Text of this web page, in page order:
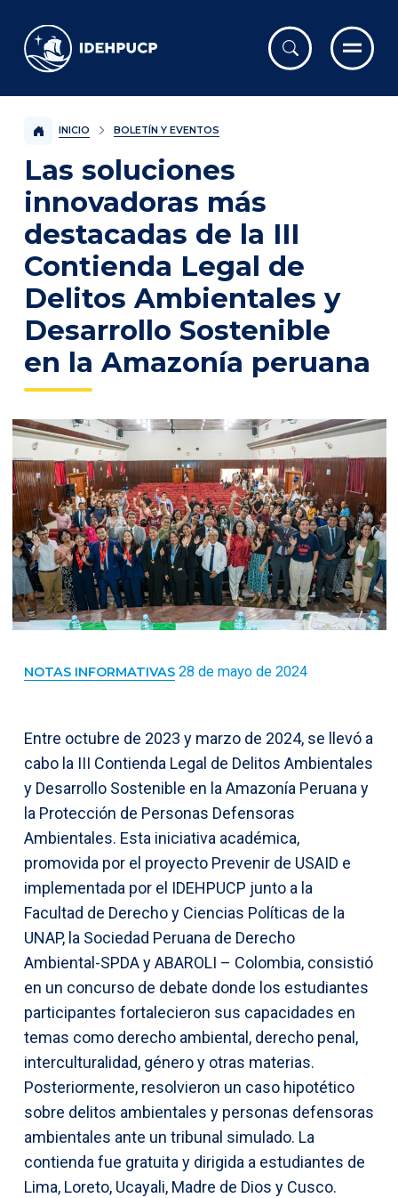
IDEHPUCP
INICIO BOLETÍN Y EVENTOS
Las soluciones
innovadoras más
destacadas de la III
Contienda Legal de
Delitos Ambientales y
Desarrollo Sostenible
en la Amazonía peruana
NOTAS INFORMATIVAS 28 de mayo de 2024
Entre octubre de 2023 y marzo de 2024, se llevó a
cabo la III Contienda Legal de Delitos Ambientales
y Desarrollo Sostenible en la Amazonía Peruana y
la Protección de Personas Defensoras
Ambientales. Esta iniciativa académica,
promovida por el proyecto Prevenir de USAID e
implementada por el IDEHPUCP junto a la
Facultad de Derecho y Ciencias Políticas de la
UNAP, la Sociedad Peruana de Derecho
Ambiental-SPDA y ABAROLI – Colombia, consistió
en un concurso de debate donde los estudiantes
participantes fortalecieron sus capacidades en
temas como derecho ambiental, derecho penal,
interculturalidad, género y otras materias.
Posteriormente, resolvieron un caso hipotético
sobre delitos ambientales y personas defensoras
ambientales ante un tribunal simulado. La
contienda fue gratuita y dirigida a estudiantes de
Lima, Loreto, Ucayali, Madre de Dios y Cusco.